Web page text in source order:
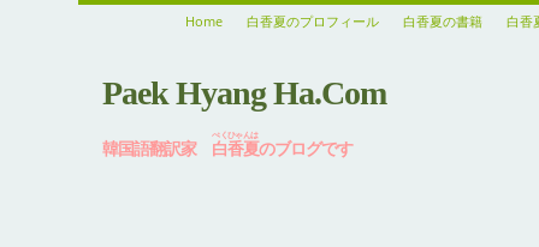
Home 白香夏のプロフィール 白香夏の書籍 白香
Paek Hyang Ha.Com
韓国語翻訳家 白香夏
ぺくひゃんは
のブログです